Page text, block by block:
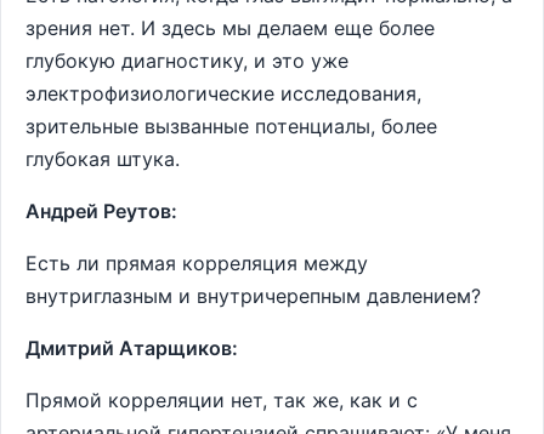
зрения нет. И здесь мы делаем еще более
глубокую диагностику, и это уже
электрофизиологические исследования,
зрительные вызванные потенциалы, более
глубокая штука.
Андрей Реутов:
Есть ли прямая корреляция между
внутриглазным и внутричерепным давлением?
Дмитрий Атарщиков:
Прямой корреляции нет, так же, как и с